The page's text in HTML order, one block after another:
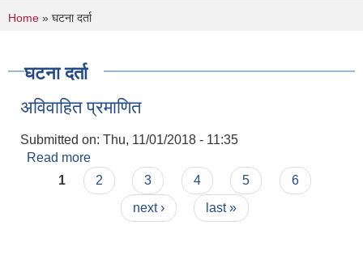
You are here
Home » घटना दर्ता
घटना दर्ता
अविवाहित प्रमाणित
Submitted on: Thu, 11/01/2018 - 11:35
Read more
Pages
1 2 3 4 5
6
next ›
last »